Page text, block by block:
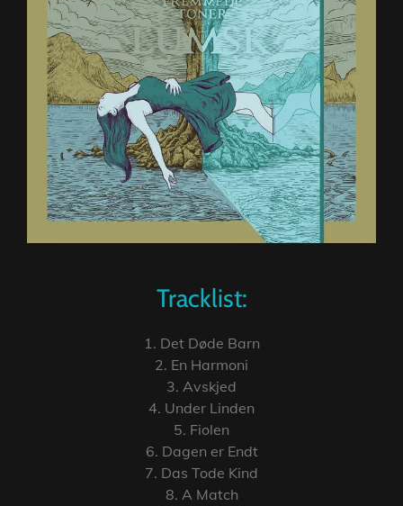
Tracklist:
1. Det Døde Barn
2. En Harmoni
3. Avskjed
4. Under Linden
5. Fiolen
6. Dagen er Endt
7. Das Tode Kind
8. A Match